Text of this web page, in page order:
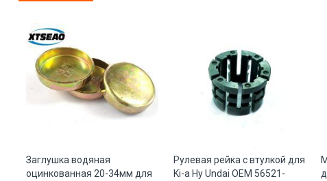
Заглушка водяная
оцинкованная 20-34мм для
Рулевая рейка с втулкой для
Ki-a Hy Undai OEM 56521-